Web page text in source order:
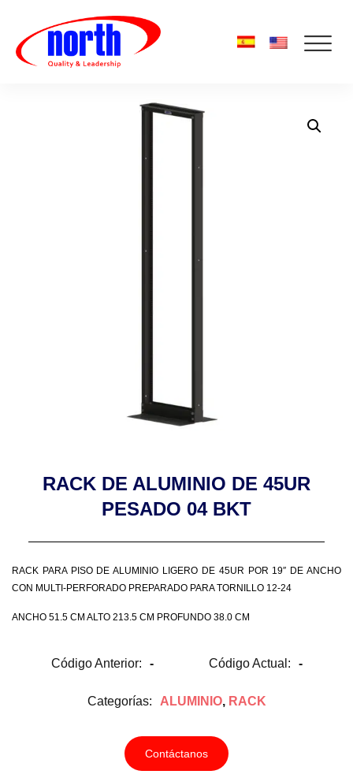
RACK DE ALUMINIO DE 45UR
PESADO 04 BKT
RACK PARA PISO DE ALUMINIO LIGERO DE 45UR POR 19″ DE ANCHO
CON MULTI-PERFORADO PREPARADO PARA TORNILLO 12-24
ANCHO 51.5 CM ALTO 213.5 CM PROFUNDO 38.0 CM
Código Anterior: - Código Actual: -
Categorías: ALUMINIO, RACK
Contáctanos